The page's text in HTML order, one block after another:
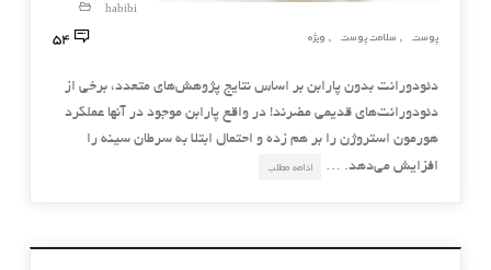
habibi
پوست
, سلامت پوست , ویژه 54
دئودورانت بدون پارابن بر اساس نتایج پژوهش‌های متعدد، برخی از
دئودورانت‌های قدیمی مضرند! در واقع پارابن موجود در آنها عملکرد
هورمون استروژن را بر هم زده و احتمال ابتلا به سرطان سینه را
افزایش می‌دهد. …
ادامه مطلب